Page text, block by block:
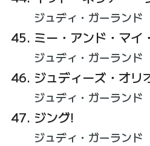
ジュディ・ガーランド
ミー・アンド・マイ
ジュディ・ガーランド
ジュディーズ・オリ
ジュディ・ガーランド
ジング!
ジュディ・ガーランド